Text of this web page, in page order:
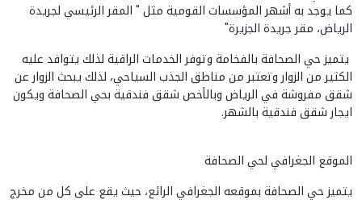
كما يوجد به أشهر المؤسسات القومية مثل " المقر الرئيسي لجريدة
الرياض، مقر جريدة الجزيرة"
يتميز حي الصحافة بالفخامة وتوفر الخدمات الراقية لذلك يتوافد عليه
الكثير من الزوار وتعتبر من مناطق الجذب السياحي، لذلك يبحث الزوار عن
شقق مفروشة في الرياض وبالأخص شقق فندقية بحي الصحافة ويكون
ايجار شقق فندقية بالشهر.
الموقع الجغرافي لحي الصحافة
يتميز حي الصحافة بموقعه الجغرافي الرائع، حيث يقع على كل من مخرج